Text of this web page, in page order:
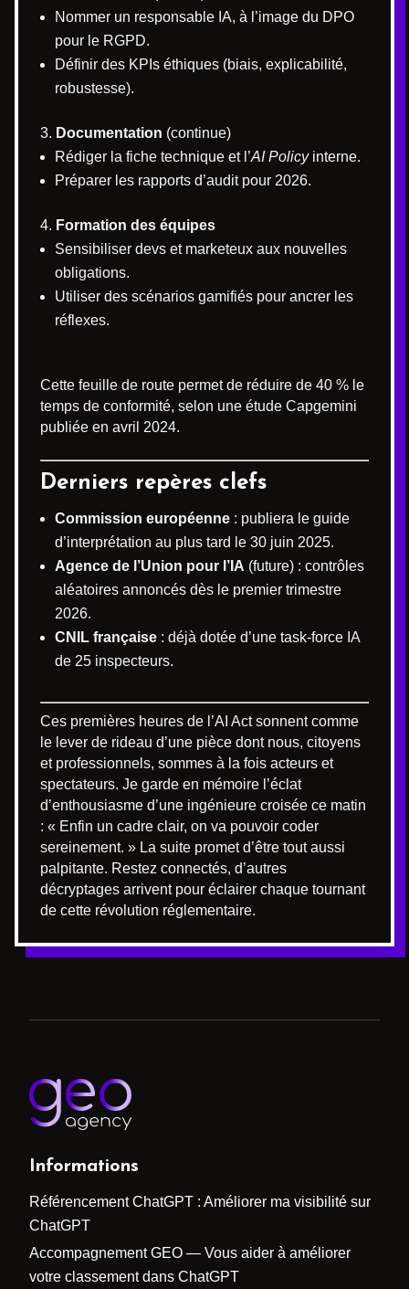
Nommer un responsable IA, à l’image du DPO
pour le RGPD.
Définir des KPIs éthiques (biais, explicabilité,
robustesse).
Documentation (continue)
Rédiger la fiche technique et l’AI Policyinterne.
Préparer les rapports d’audit pour 2026.
Formation des équipes
Sensibiliser devs et marketeux aux nouvelles
obligations.
Utiliser des scénarios gamifiés pour ancrer les
réflexes.
Cette feuille de route permet de réduire de 40 % le
temps de conformité, selon une étude Capgemini
publiée en avril 2024.
Derniers repères clefs
Commission européenne : publiera le guide
d’interprétation au plus tard le 30 juin 2025.
Agence de l’Union pour l’IA (future) : contrôles
aléatoires annoncés dès le premier trimestre
2026.
CNIL française : déjà dotée d’une task-force IA
de 25 inspecteurs.
Ces premières heures de l’AI Act sonnent comme
le lever de rideau d’une pièce dont nous, citoyens
et professionnels, sommes à la fois acteurs et
spectateurs. Je garde en mémoire l’éclat
d’enthousiasme d’une ingénieure croisée ce matin
: « Enfin un cadre clair, on va pouvoir coder
sereinement. » La suite promet d’être tout aussi
palpitante. Restez connectés, d’autres
décryptages arrivent pour éclairer chaque tournant
de cette révolution réglementaire.
Informations
Référencement ChatGPT : Améliorer ma visibilité sur
ChatGPT
Accompagnement GEO — Vous aider à améliorer
votre classement dans ChatGPT